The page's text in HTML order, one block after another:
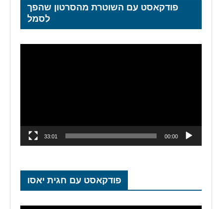
פודקאסט עם השוטרת מהסרטון שהפך
לסמל
00:00
33:01
פודקאסט עם חגית יאסו